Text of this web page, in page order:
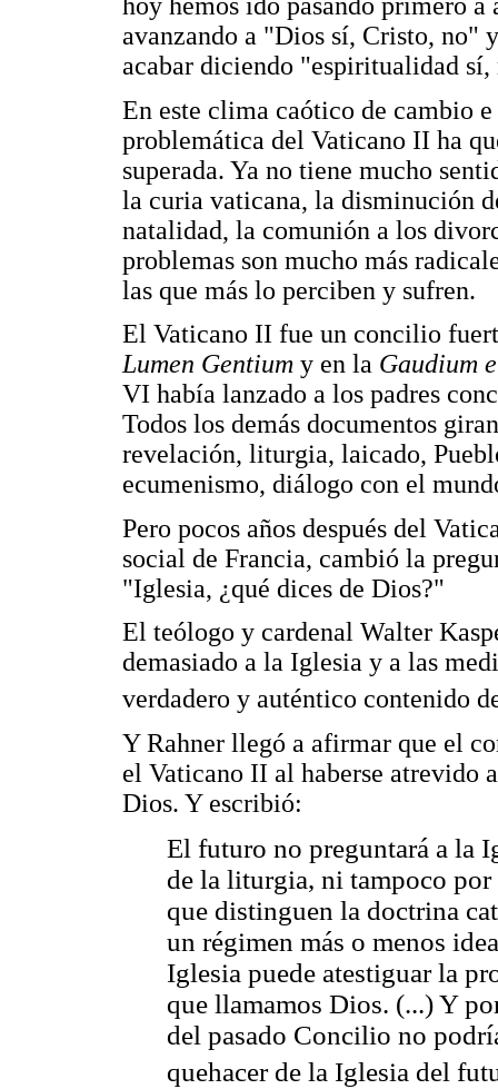
avanzando a "Dios sí, Cristo, no"
acabar diciendo "espiritualidad
En este clima caótico de cambio
problemática del Vaticano II ha
superada. Ya no tiene mucho
la curia vaticana, la disminución
natalidad, la comunión a los
problemas son mucho más
las que más lo perciben y sufren.
El Vaticano II fue un concilio
Lumen Gentium y en la Gaudium
VI había lanzado a los padres
Todos los demás documentos
revelación, liturgia, laicado,
ecumenismo, diálogo con el
Pero pocos años después del
social de Francia, cambió la
"Iglesia, ¿qué dices de Dios?"
El teólogo y cardenal Walter
demasiado a la Iglesia y a las
verdadero y auténtico contenido
Y Rahner llegó a afirmar que el
el Vaticano II al haberse atrevido
Dios. Y escribió:
El futuro no preguntará a la
de la liturgia, ni tampoco
que distinguen la doctrina
un régimen más o menos
Iglesia puede atestiguar la
que llamamos Dios. (...) Y
del pasado Concilio no
quehacer de la Iglesia del